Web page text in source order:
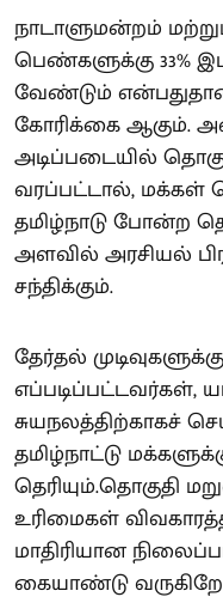
நாடாளுமன்றம்
பெண்களுக்கு 33%
வேண்டும்
கோரிக்கை ஆகும்.
அடிப்படையில்
வரப்பட்டால், மக்கள்
தமிழ்நாடு போன்ற
அளவில் அரசியல்
சந்திக்கும்.
தேர்தல்
எப்படிப்பட்டவர்கள்,
சுயநலத்திற்காகச்
தமிழ்நாட்டு
தெரியும்.தொகுதி
உரிமைகள்
மாதிரியான
கையாண்டு